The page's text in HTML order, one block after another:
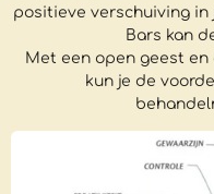
positieve verschuiving in
Bars kan
Met een open geest
kun je de